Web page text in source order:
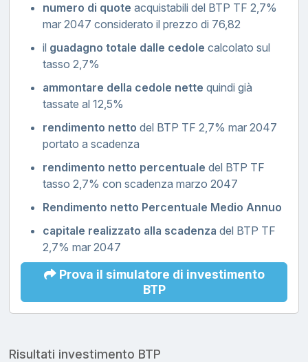
numero di quote acquistabili del BTP TF 2,7%
mar 2047 considerato il prezzo di 76,82
il guadagno totale dalle cedole calcolato sul
tasso 2,7%
ammontare della cedole nette quindi già
tassate al 12,5%
rendimento netto del BTP TF 2,7% mar 2047
portato a scadenza
rendimento netto percentuale del BTP TF
tasso 2,7% con scadenza marzo 2047
Rendimento netto Percentuale Medio Annuo
capitale realizzato alla scadenza del BTP TF
2,7% mar 2047
Prova il simulatore di investimento
BTP
Risultati investimento BTP